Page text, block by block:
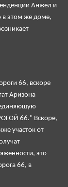
Анжел и
в этом же доме,
66, вскоре
Аризона
66." Вскоре,
участок от
это
66, в